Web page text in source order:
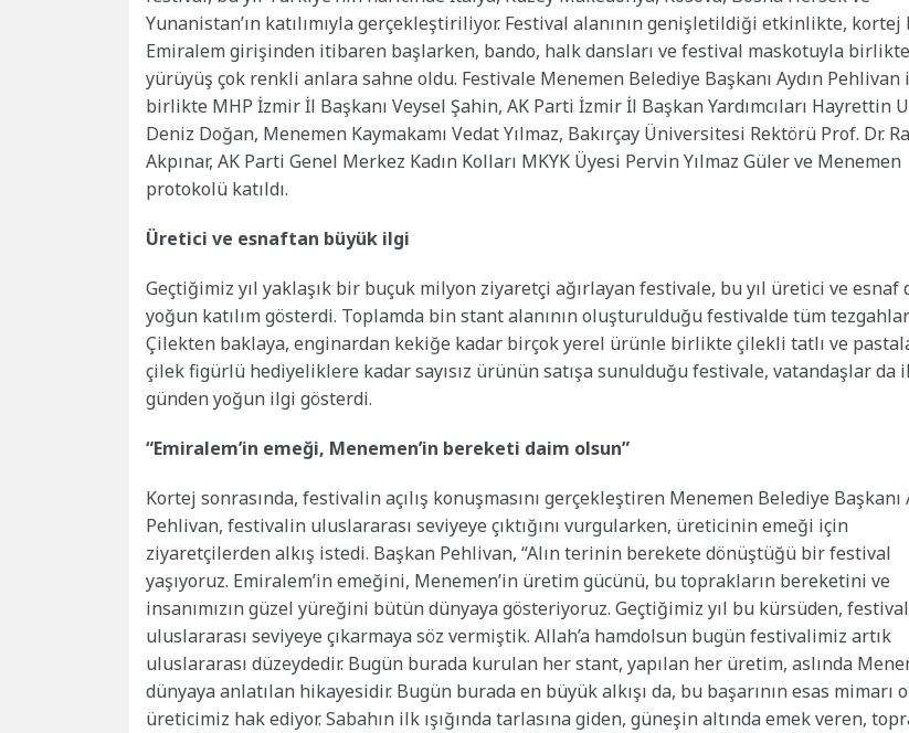
Yunanistan’ın katılımıyla gerçekleştiriliyor. Festival alanının genişletildiği etkinlikte, kortej
Emiralem girişinden itibaren başlarken, bando, halk dansları ve festival maskotuyla birlikte
yürüyüş çok renkli anlara sahne oldu. Festivale Menemen Belediye Başkanı Aydın Pehlivan
birlikte MHP İzmir İl Başkanı Veysel Şahin, AK Parti İzmir İl Başkan Yardımcıları Hayrettin
Deniz Doğan, Menemen Kaymakamı Vedat Yılmaz, Bakırçay Üniversitesi Rektörü Prof. Dr.
Akpınar, AK Parti Genel Merkez Kadın Kolları MKYK Üyesi Pervin Yılmaz Güler ve Menemen
protokolü katıldı.
Üretici ve esnaftan büyük ilgi
Geçtiğimiz yıl yaklaşık bir buçuk milyon ziyaretçi ağırlayan festivale, bu yıl üretici ve esnaf
yoğun katılım gösterdi. Toplamda bin stant alanının oluşturulduğu festivalde tüm
Çilekten baklaya, enginardan kekiğe kadar birçok yerel ürünle birlikte çilekli tatlı ve
çilek figürlü hediyeliklere kadar sayısız ürünün satışa sunulduğu festivale, vatandaşlar da
günden yoğun ilgi gösterdi.
“Emiralem’in emeği, Menemen’in bereketi daim olsun”
Kortej sonrasında, festivalin açılış konuşmasını gerçekleştiren Menemen Belediye Başkanı
Pehlivan, festivalin uluslararası seviyeye çıktığını vurgularken, üreticinin emeği için
ziyaretçilerden alkış istedi. Başkan Pehlivan, “Alın terinin berekete dönüştüğü bir festival
yaşıyoruz. Emiralem’in emeğini, Menemen’in üretim gücünü, bu toprakların bereketini ve
insanımızın güzel yüreğini bütün dünyaya gösteriyoruz. Geçtiğimiz yıl bu kürsüden,
uluslararası seviyeye çıkarmaya söz vermiştik. Allah’a hamdolsun bugün festivalimiz artık
uluslararası düzeydedir. Bugün burada kurulan her stant, yapılan her üretim, aslında
dünyaya anlatılan hikayesidir. Bugün burada en büyük alkışı da, bu başarının esas mimarı
üreticimiz hak ediyor. Sabahın ilk ışığında tarlasına giden, güneşin altında emek veren,